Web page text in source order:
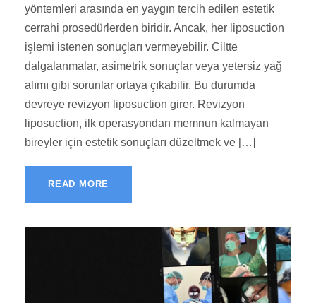
yöntemleri arasında en yaygın tercih edilen estetik
cerrahi prosedürlerden biridir. Ancak, her liposuction
işlemi istenen sonuçları vermeyebilir. Ciltte
dalgalanmalar, asimetrik sonuçlar veya yetersiz yağ
alımı gibi sorunlar ortaya çıkabilir. Bu durumda
devreye revizyon liposuction girer. Revizyon
liposuction, ilk operasyondan memnun kalmayan
bireyler için estetik sonuçları düzeltmek ve […]
READ MORE